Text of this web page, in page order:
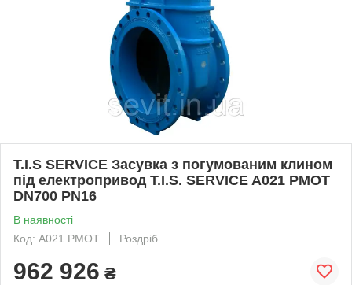
T.I.S SERVICE Засувка з погумованим клином
під електропривод T.I.S. SERVICE A021 PMOT
DN700 PN16
В наявності
Код: A021 PMOT
Роздріб
962 926 ₴